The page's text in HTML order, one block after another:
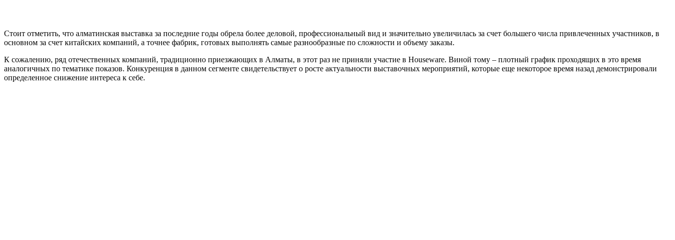
Стоит отметить, что алматинская выставка за последние годы обрела более деловой, профессиональный вид и значительно увеличилась за счет большего числа привлеченных участников, в
основном за счет китайских компаний, а точнее фабрик, готовых выполнять самые разнообразные по сложности и объему заказы.
К сожалению, ряд отечественных компаний, традиционно приезжающих в Алматы, в этот раз не приняли участие в Houseware. Виной тому – плотный график проходящих в это время
аналогичных по тематике показов. Конкуренция в данном сегменте свидетельствует о росте актуальности выставочных мероприятий, которые еще некоторое время назад демонстрировали
определенное снижение интереса к себе.